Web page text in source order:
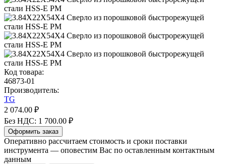
Код товара:
46873-01
Производитель:
TG
2 074.00 ₽
Без НДС: 1 700.00 ₽
Оформить заказ
Оперативно рассчитаем стоимость и сроки поставки
инструмента — оповестим Вас по оставленным контактным
данным